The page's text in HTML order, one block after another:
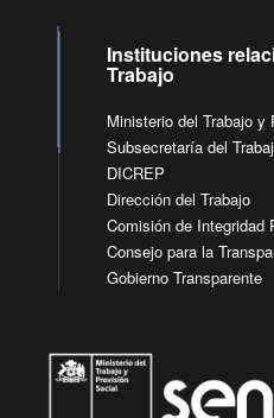
Instituciones
Trabajo
Ministerio del Trabajo y
Subsecretaría del
DICREP
Dirección del Trabajo
Comisión de Integridad
Consejo para la
Gobierno Transparente